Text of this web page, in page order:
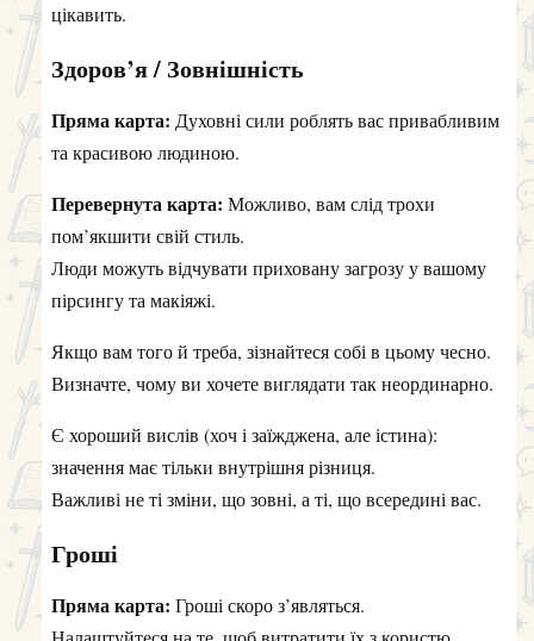
цікавить.
Здоров’я / Зовнішність
Пряма карта: Духовні сили роблять вас привабливим
та красивою людиною.
Перевернута карта: Можливо, вам слід трохи
пом’якшити свій стиль.
Люди можуть відчувати приховану загрозу у вашому
пірсингу та макіяжі.
Якщо вам того й треба, зізнайтеся собі в цьому чесно.
Визначте, чому ви хочете виглядати так неординарно.
Є хороший вислів (хоч і заїжджена, але істина):
значення має тільки внутрішня різниця.
Важливі не ті зміни, що зовні, а ті, що всередині вас.
Гроші
Пряма карта: Гроші скоро з’являться.